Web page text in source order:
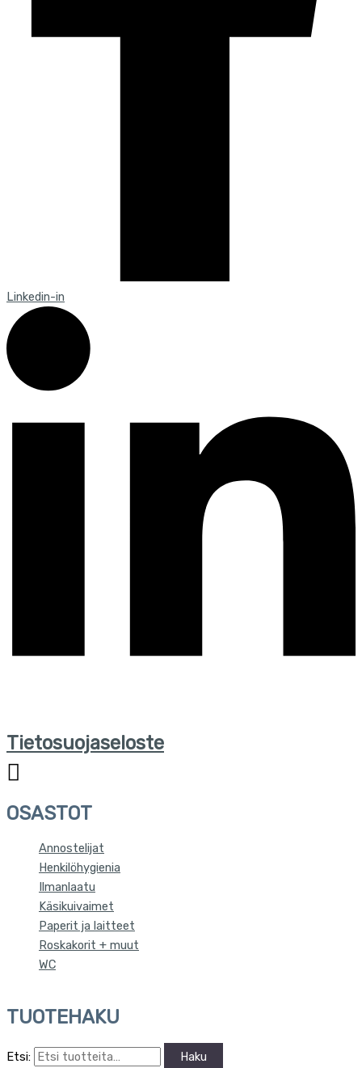
Linkedin-in
Tietosuojaseloste
OSASTOT
Annostelijat
Henkilöhygienia
Ilmanlaatu
Käsikuivaimet
Paperit ja laitteet
Roskakorit + muut
WC
TUOTEHAKU
Etsi: Haku